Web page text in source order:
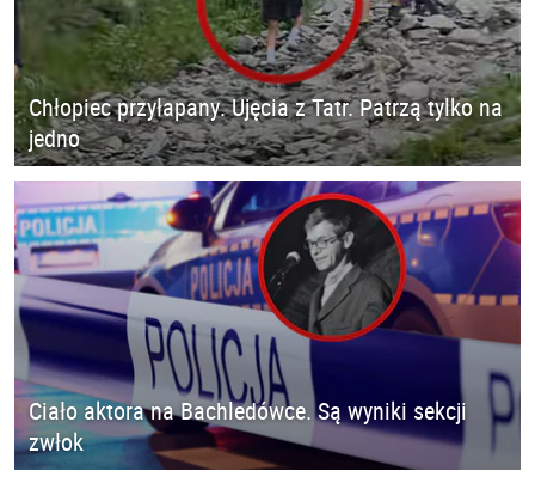
Chłopiec przyłapany. Ujęcia z Tatr. Patrzą tylko na
jedno
Ciało aktora na Bachledówce. Są wyniki sekcji
zwłok